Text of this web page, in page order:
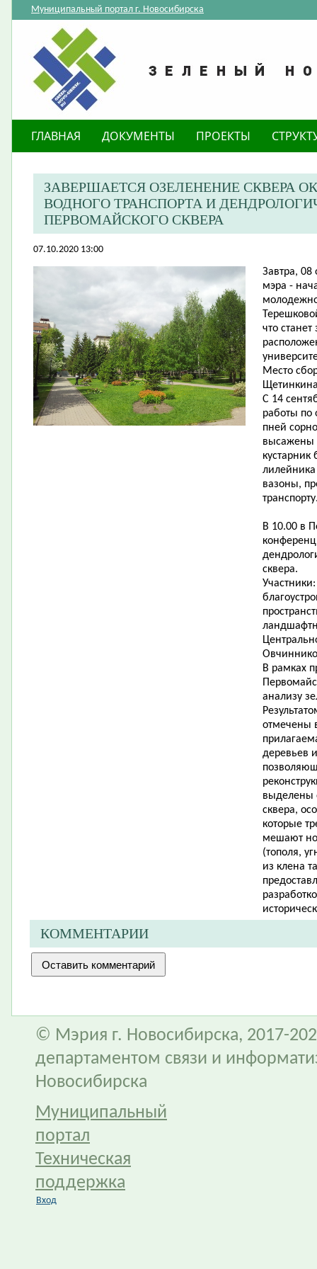
Муниципальный портал г. Новосибирска
ГЛАВНАЯ ДОКУМЕНТЫ ПРОЕКТЫ
ЗАВЕРШАЕТСЯ ОЗЕЛЕНЕНИЕ СКВЕРА
ВОДНОГО ТРАНСПОРТА И
ПЕРВОМАЙСКОГО СКВЕРА
07.10.2020 13:00
Завтра, 08
мэра -
что
Место
С 14
работы по
пней
высажены
лилейника
вазоны,
В 10.00 в
сквера.
В рамках
анализу
отмечены
деревьев
выделены
сквера,
которые
мешают
(тополя,
из клена
КОММЕНТАРИИ
© Мэрия г. Новосибирска, 2017-
департаментом связи и
Новосибирска
Муниципальный
портал
Техническая
поддержка
Вход